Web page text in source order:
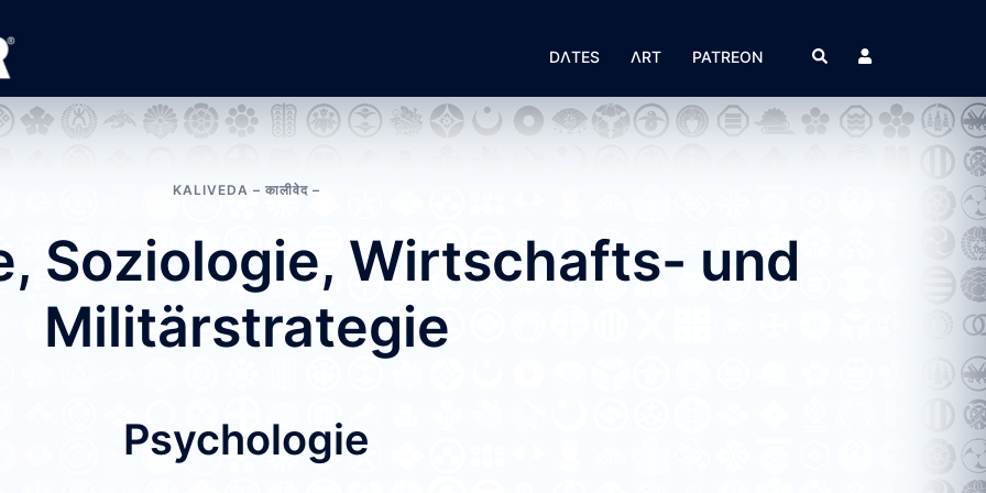
DΛTES ΛRT PATREON Suche
KALIVEDA – कालीवेद –
Soziologie, Wirtschafts- und
Militärstrategie
Psychologie